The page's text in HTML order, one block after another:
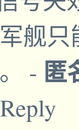
舰
- 匿
Reply